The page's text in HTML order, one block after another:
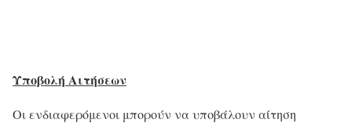
Υποβολή Αιτήσεων
Οι ενδιαφερόμενοι μπορούν να υποβάλουν αίτηση